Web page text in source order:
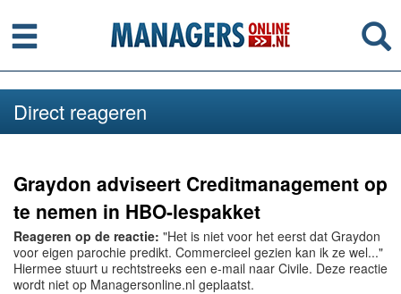
Menu
Direct reageren
Graydon adviseert Creditmanagement op
te nemen in HBO-lespakket
Reageren op de reactie: "Het is niet voor het eerst dat Graydon
voor eigen parochie predikt. Commercieel gezien kan ik ze wel..."
Hiermee stuurt u rechtstreeks een e-mail naar Civile. Deze reactie
wordt niet op Managersonline.nl geplaatst.